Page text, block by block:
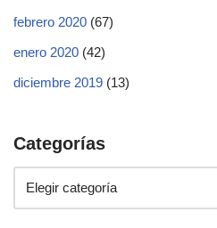
febrero 2020 (67)
enero 2020 (42)
diciembre 2019 (13)
Categorías